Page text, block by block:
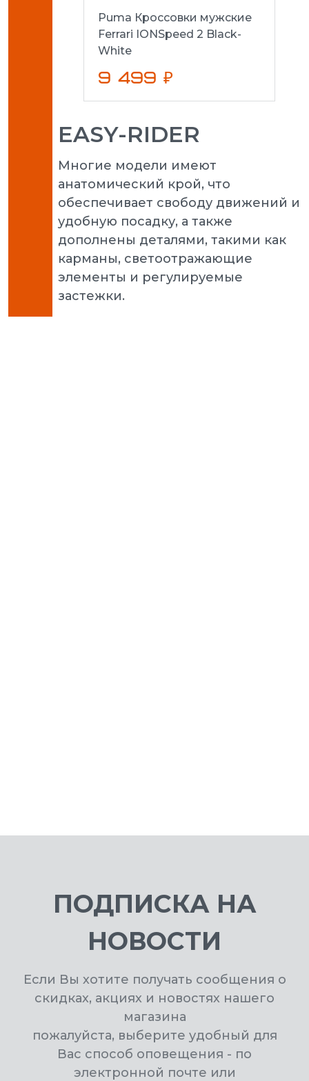
Puma Кроссовки мужские
Ferrari IONSpeed 2 Black-
White
9 499 ₽
EASY-RIDER
Многие модели имеют
анатомический крой, что
обеспечивает свободу движений и
удобную посадку, а также
дополнены деталями, такими как
карманы, светоотражающие
элементы и регулируемые
застежки.
ПОДПИСКА НА
НОВОСТИ
Если Вы хотите получать сообщения о
скидках, акциях и новостях нашего
магазина
пожалуйста, выберите удобный для
Вас способ оповещения - по
электронной почте или